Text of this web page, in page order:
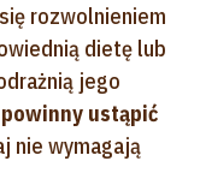
rozwolnieniem
dietę lub
jego
powinny ustąpić
nie wymagają